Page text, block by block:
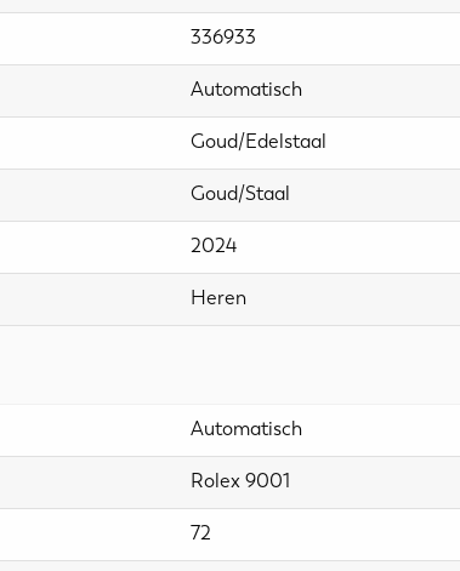
336933
Automatisch
Goud/Edelstaal
Goud/Staal
2024
Heren
Automatisch
Rolex 9001
72